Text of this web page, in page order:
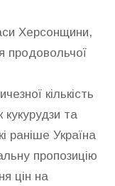
Херсонщини,
продовольчої
кількість
кукурудзи та
раніше Україна
пропозицію
цін на